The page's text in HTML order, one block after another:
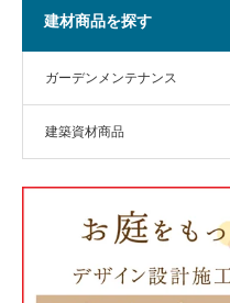
建材商品を探す
ガーデンメンテナンス
建築資材商品